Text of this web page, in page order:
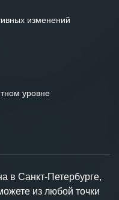
изменений
уровне
в Санкт-Петербурге,
из любой точки